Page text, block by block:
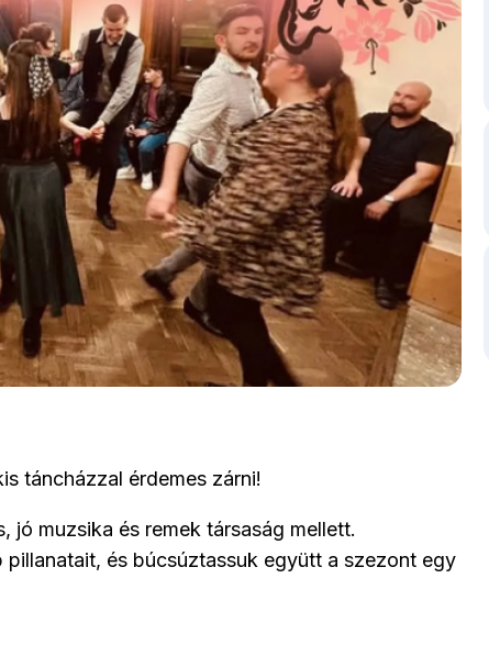
táncházzal érdemes zárni!
muzsika és remek társaság mellett.
és búcsúztassuk együtt a szezont egy